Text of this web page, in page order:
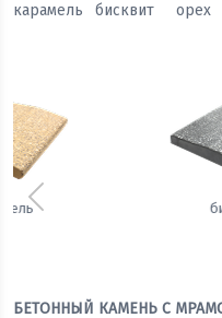
карамель бисквит орех
Предыдущий
БЕТОННЫЙ КАМЕНЬ С